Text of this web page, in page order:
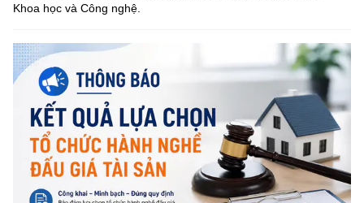
Khoa học và Công nghệ.